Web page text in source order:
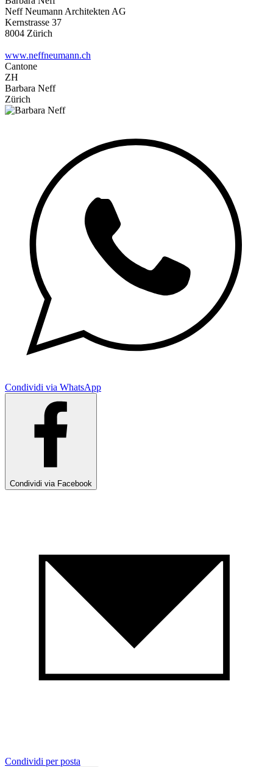
Neff Neumann Architekten AG
Kernstrasse 37
8004 Zürich
www.neffneumann.ch
Cantone
ZH
Barbara Neff
Zürich
Condividi via WhatsApp
Condividi via Facebook
Condividi per posta